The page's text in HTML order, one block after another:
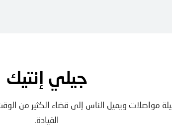
جيلي إنتيك
مواصلات ويميل الناس إلى قضاء الكثير من
القيادة.